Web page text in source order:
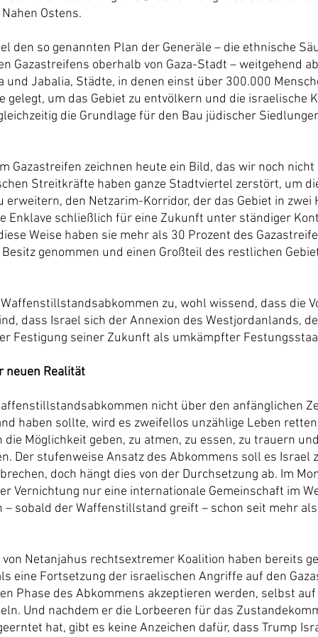
Ostens.
den so genannten Plan der Generäle – die ethnische
Gazastreifens oberhalb von Gaza-Stadt – weitgehend
und Jabalia, Städte, in denen einst über 300.000
gelegt, um das Gebiet zu entvölkern und die israelische
die Grundlage für den Bau jüdischer
Gazastreifen zeichnen heute ein Bild, das wir noch
Streitkräfte haben ganze Stadtviertel zerstört, um
erweitern, den Netzarim-Korridor, der das Gebiet in
Enklave schließlich für eine Zukunft unter ständiger
Weise haben sie mehr als 30 Prozent des
genommen und einen Großteil des restlichen
zu, wohl wissend, dass die
dass Israel sich der Annexion des Westjordanlands,
Festigung seiner Zukunft als umkämpfter
neuen Realität
nicht über den anfänglichen
haben sollte, wird es zweifellos unzählige Leben
Möglichkeit geben, zu atmen, zu essen, zu trauern
Der stufenweise Ansatz des Abkommens soll es Israel
doch hängt dies von der Durchsetzung ab. Im
Vernichtung nur eine internationale Gemeinschaft im
– sobald der Waffenstillstand greift – schon seit mehr
Netanjahus rechtsextremer Koalition haben bereits
eine Fortsetzung der israelischen Angriffe auf den
Phase des Abkommens akzeptieren werden, selbst
Und nachdem er die Lorbeeren für das
hat, gibt es keine Anzeichen dafür, dass Trump